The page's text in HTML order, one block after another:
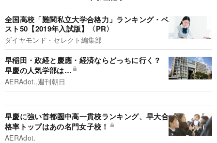
全国高校「難関私立大学合格力」ランキング・ベ
スト50【2019年入試版】
ダイヤモンド・セレクト編集部
早稲田・政経と慶應・経済ならどっちに行く？
早慶の人気学部は…
AERAdot.,週刊朝日
早慶に強い首都圏中高一貫校ランキング、早大合
格率トップはあの名門女子校！
AERAdot.